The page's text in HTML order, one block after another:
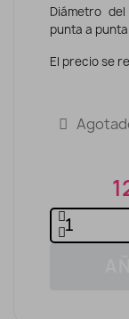
Diámetro
punta a
El precio se